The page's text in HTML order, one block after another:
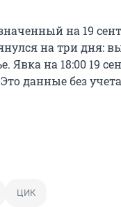
на 19
на три дня:
Явка на 18:00 19
Это данные без
ЦИК